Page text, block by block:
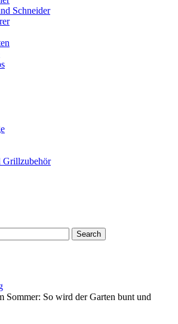
Schneider
Grillzubehör
Search
Sommer: So wird der Garten bunt und